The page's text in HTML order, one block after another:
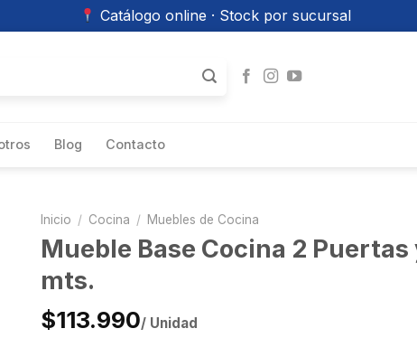
Catálogo online · Stock por sucursal
Blog Contacto
Inicio / Cocina / Muebles de Cocina
Mueble Base Cocina 2
mts.
$113.990/ Unidad